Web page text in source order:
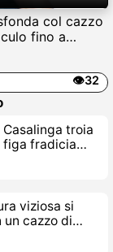
col cazzo
fino a
zoccola in
toys.
👁️32
troia
figa fradicia
viziosa si
un cazzo di